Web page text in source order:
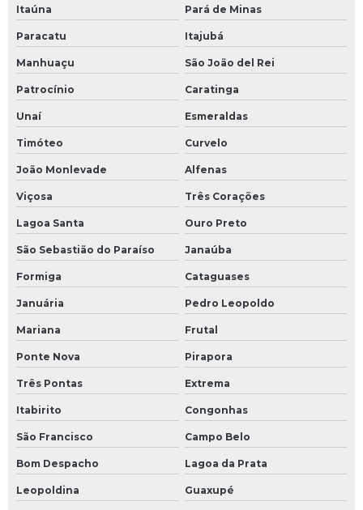
Itaúna Pará de Minas
Paracatu Itajubá
Manhuaçu São João del Rei
Patrocínio Caratinga
Unaí Esmeraldas
Timóteo Curvelo
João Monlevade Alfenas
Viçosa Três Corações
Lagoa Santa Ouro Preto
São Sebastião do Paraíso Janaúba
Formiga Cataguases
Januária Pedro Leopoldo
Mariana Frutal
Ponte Nova Pirapora
Três Pontas Extrema
Itabirito Congonhas
São Francisco Campo Belo
Bom Despacho Lagoa da Prata
Leopoldina Guaxupé